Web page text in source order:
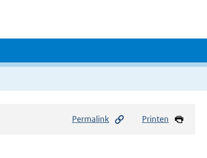
Permalink Printen